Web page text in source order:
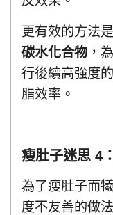
更有效的方法
碳水化合物 ，
行後續高強度
脂效率。
瘦肚子迷思 4
為了瘦肚子而
度不友善的做